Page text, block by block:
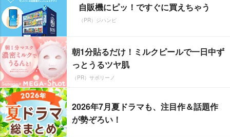
自販機にピッ！ですぐに買えちゃう
（PR）ジハンピ
朝1分貼るだけ！ミルクピールで一日中ず
っとうるツヤ肌
（PR）サボリーノ
2026年7月夏ドラマも、注目作＆話題作
が勢ぞろい！